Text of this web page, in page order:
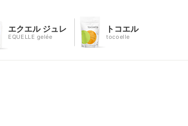
エクエル ジュレ
EQUELLE gelée
トコエル
tocoelle